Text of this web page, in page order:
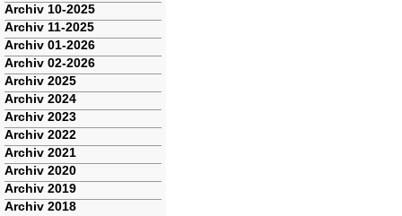
Archiv 10-2025
Archiv 11-2025
Archiv 01-2026
Archiv 02-2026
Archiv 2025
Archiv 2024
Archiv 2023
Archiv 2022
Archiv 2021
Archiv 2020
Archiv 2019
Archiv 2018